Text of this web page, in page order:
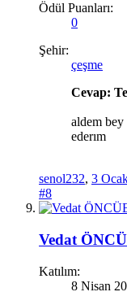
Ödül Puanları:
0
Şehir:
çeşme
Cevap:
aldem bey
ederım
senol232, 3
#8
Vedat
Katılım:
8 Nisan